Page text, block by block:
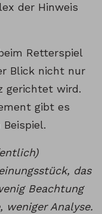
der Hinweis
Retterspiel
Blick nicht nur
gerichtet wird.
gibt es
Beispiel.
das
Beachtung
Analyse.